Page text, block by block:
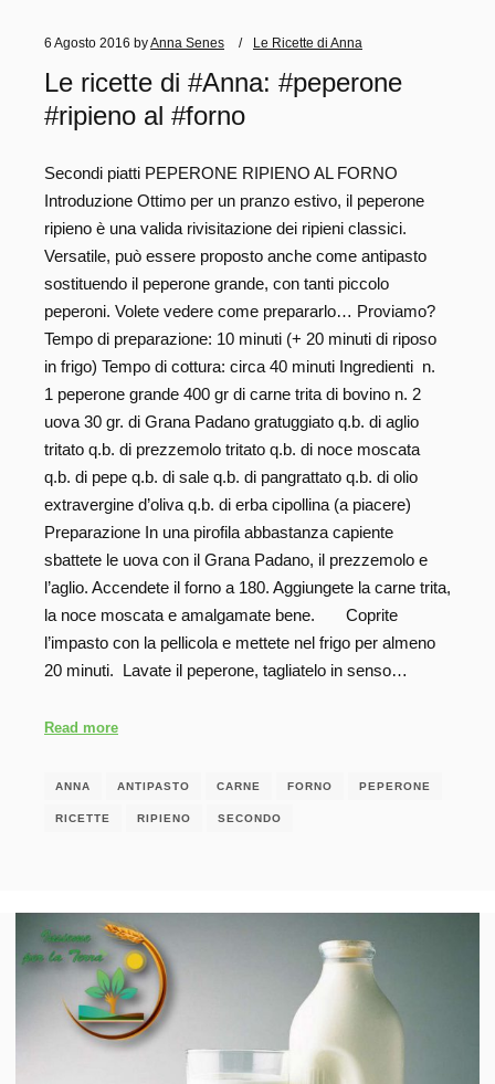
6 Agosto 2016 byAnna Senes Le Ricette di Anna
Le ricette di #Anna: #peperone
#ripieno al #forno
Secondi piatti PEPERONE RIPIENO AL FORNO
Introduzione Ottimo per un pranzo estivo, il peperone
ripieno è una valida rivisitazione dei ripieni classici.
Versatile, può essere proposto anche come antipasto
sostituendo il peperone grande, con tanti piccolo
peperoni. Volete vedere come prepararlo… Proviamo?
Tempo di preparazione: 10 minuti (+ 20 minuti di riposo
in frigo) Tempo di cottura: circa 40 minuti Ingredienti n.
1 peperone grande 400 gr di carne trita di bovino n. 2
uova 30 gr. di Grana Padano gratuggiato q.b. di aglio
tritato q.b. di prezzemolo tritato q.b. di noce moscata
q.b. di pepe q.b. di sale q.b. di pangrattato q.b. di olio
extravergine d’oliva q.b. di erba cipollina (a piacere)
Preparazione In una pirofila abbastanza capiente
sbattete le uova con il Grana Padano, il prezzemolo e
l’aglio. Accendete il forno a 180. Aggiungete la carne trita,
la noce moscata e amalgamate bene. Coprite
l’impasto con la pellicola e mettete nel frigo per almeno
20 minuti. Lavate il peperone, tagliatelo in senso…
Read more
ANNA ANTIPASTO CARNE FORNO PEPERONE
RICETTE RIPIENO SECONDO